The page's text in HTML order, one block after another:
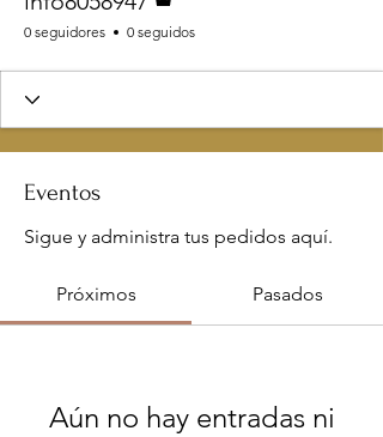
0 seguidores 0 seguidos
Eventos
Sigue y administra tus pedidos aquí.
Próximos Pasados
Aún no hay entradas ni